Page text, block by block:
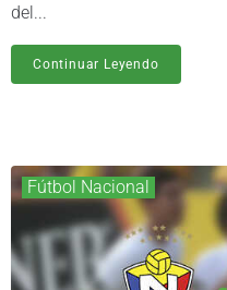
del...
Continuar Leyendo
Fútbol Nacional